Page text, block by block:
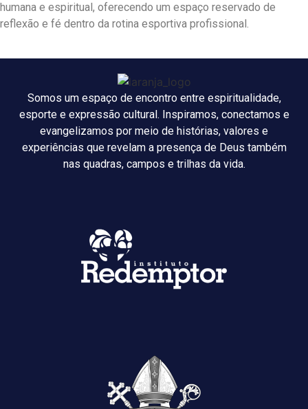
humana e espiritual, oferecendo um espaço reservado de
reflexão e fé dentro da rotina esportiva profissional.
Somos um espaço de encontro entre espiritualidade,
esporte e expressão cultural. Inspiramos, conectamos e
evangelizamos por meio de histórias, valores e
experiências que revelam a presença de Deus também
nas quadras, campos e trilhas da vida.